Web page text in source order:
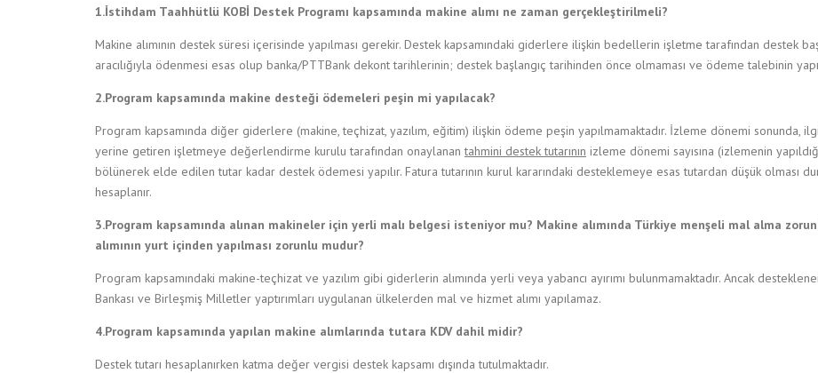
1.İstihdam Taahhütlü KOBİ Destek Programı kapsamında makine alımı ne zaman gerçekleştirilmeli?
Makine alımının destek süresi içerisinde yapılması gerekir. Destek kapsamındaki giderlere ilişkin bedellerin işletme tarafından destek
aracılığıyla ödenmesi esas olup banka/PTTBank dekont tarihlerinin; destek başlangıç tarihinden önce olmaması ve ödeme talebinin
2.Program kapsamında makine desteği ödemeleri peşin mi yapılacak?
Program kapsamında diğer giderlere (makine, teçhizat, yazılım, eğitim) ilişkin ödeme peşin yapılmamaktadır. İzleme dönemi sonunda,
yerine getiren işletmeye değerlendirme kurulu tarafından onaylanantahmini destek tutarının izleme dönemi sayısına (izlemenin
bölünerek elde edilen tutar kadar destek ödemesi yapılır. Fatura tutarının kurul kararındaki desteklemeye esas tutardan düşük olması
hesaplanır.
3.Program kapsamında alınan makineler için yerli malı belgesi isteniyor mu? Makine alımında Türkiye menşeli mal alma
alımının yurt içinden yapılması zorunlu mudur?
Program kapsamındaki makine-teçhizat ve yazılım gibi giderlerin alımında yerli veya yabancı ayırımı bulunmamaktadır. Ancak
Bankası ve Birleşmiş Milletler yaptırımları uygulanan ülkelerden mal ve hizmet alımı yapılamaz.
4.Program kapsamında yapılan makine alımlarında tutara KDV dahil midir?
Destek tutarı hesaplanırken katma değer vergisi destek kapsamı dışında tutulmaktadır.